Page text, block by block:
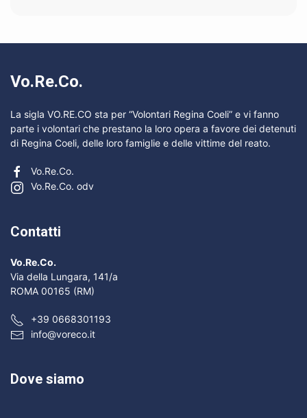
Vo.Re.Co.
La sigla VO.RE.CO sta per “Volontari Regina Coeli” e vi fanno
parte i volontari che prestano la loro opera a favore dei detenuti
di Regina Coeli, delle loro famiglie e delle vittime del reato.
Vo.Re.Co.
Vo.Re.Co. odv
Contatti
Vo.Re.Co.
Via della Lungara, 141/a
ROMA 00165 (RM)
+39 0668301193
info@voreco.it
Dove siamo